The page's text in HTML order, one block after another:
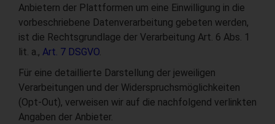
Anbietern der Plattformen um eine Einwilligung in die
vorbeschriebene Datenverarbeitung gebeten werden,
ist die Rechtsgrundlage der Verarbeitung Art. 6 Abs. 1
lit. a., Art. 7 DSGVO.
Für eine detaillierte Darstellung der jeweiligen
Verarbeitungen und der Widerspruchsmöglichkeiten
(Opt-Out), verweisen wir auf die nachfolgend verlinkten
Angaben der Anbieter.